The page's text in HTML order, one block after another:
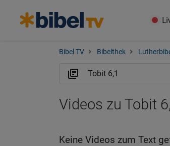
Bibel TV Bibelthek
Videos zu Tobit
Keine Videos zum Text